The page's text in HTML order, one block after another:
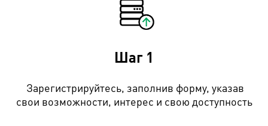
Шаг 1
Зарегистрируйтесь, заполнив форму, указав
свои возможности, интерес и свою доступность